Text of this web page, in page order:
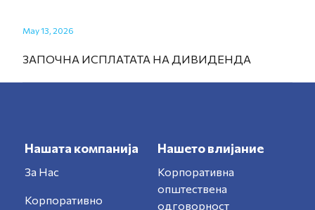
May 13, 2026
ЗАПОЧНА ИСПЛАТАТА НА ДИВИДЕНДА
Нашата компанија
За Нас
Корпоративно
Нашето влијание
Корпоративна
општествена
одговорност